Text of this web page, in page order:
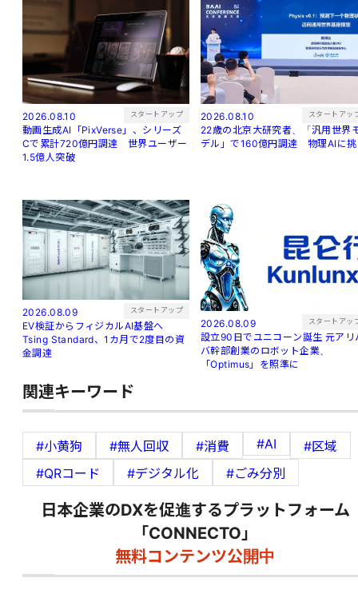
2026.08.10 スタートアップ
動画生成AI「PixVerse」、シリーズ
Cで累計720億円調達 世界ユーザー
1.5億人突破
2026.08.10 スタートアッ
22歳の北京大研究者、「汎用世界
デル」で160億円調達 物理AIに
2026.08.09 スタートアップ
EV検証からフィジカルAI基盤へ
Tsing Standard、1カ月で2度目の資
金調達
2026.08.09 スタートアッ
設立90日でユニコーン誕生 元アリバ
バ幹部創業のロボット企業、
「Optimus」を照準に
関連キーワード
#小黄狗 #無人回収 #消費 #AI
#区域
#QRコード
#デジタル化 #ごみ分別
日本企業のDXを促進するプラットフォーム
「CONNECTO」
無料コンテンツ公開中